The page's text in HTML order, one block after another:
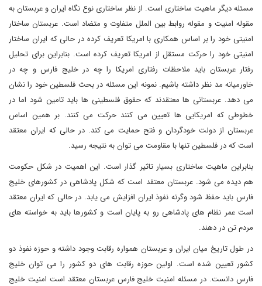
مسئله دیگر ماهیت ساختاری است. از نظر ساختاری نوع نگاه ایران و عربستان به
مقوله امنیت و مقوله روابط بین الملل متفاوت و متضاد است. عربستان ساختار
امنیتی خود را بر اساس همکاری با امریکا تعریف کرده در حالی که ایران ساختار
امنیتی خود را حرکت مستقل از امریکا تعریف کرده است. بنابراین برای تحلیل
رفتار عربستان باید ملاحظات رفتاری امریکا را چه در خلیج فارس و چه در
خاورمیانه مد نظر داشته باشیم. نمونه این مسئله در بحث فلسطین خود را نشان
می دهد. عربستانی ها معتقدند که حقوق فلسطینی ها باید تامین شود اما در
خطوطی که امریکایی ها تعیین می کنند حرکت می کنند. بر همین اساس
عربستان از دولت خودگردان و فتح حمایت می کند. در حالی که ایران معتقد
است که در فلسطین تنها با مقاومت می توان به نتیجه رسید.
بنابراین ماهیت ساختاری بسیار تاثیر گذار است. این اهمیت در شکل حکومت
هم دیده می شود. عربستان معتقد است که شکل پادشاهی در کشورهای خلیج
فارس باید حفظ شود وگرنه نفوذ ایران افزایش می یابد. در حالی که ایران معتقد
است عمر نظام های پادشاهی رو به پایان است و کشورها باید به خواسته های
مردم تن در دهند.
در طول تاریخ میان ایران و عربستان همواره رقابت وجود داشته و حوزه نفوذ دو
کشور تعیین شده است. اولین حوزه رقابت های دو کشور را می توان خلیج
فارس دانست. در مسئله امنیت خلیج فارس عربستان معتقد است امنیت خلیج